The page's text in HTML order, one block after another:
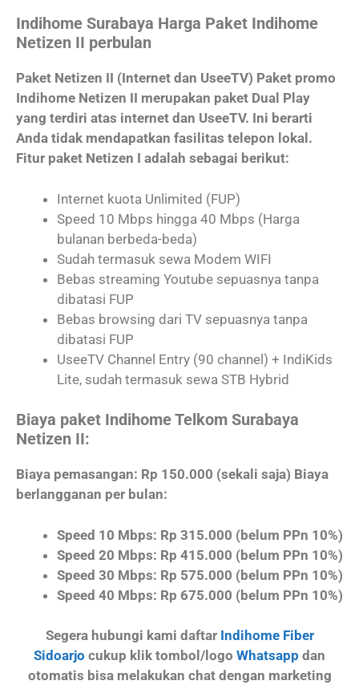
Indihome Surabaya Harga Paket Indihome
Netizen II perbulan
Paket Netizen II (Internet dan UseeTV) Paket promo
Indihome Netizen II merupakan paket Dual Play
yang terdiri atas internet dan UseeTV. Ini berarti
Anda tidak mendapatkan fasilitas telepon lokal.
Fitur paket Netizen I adalah sebagai berikut:
Internet kuota Unlimited (FUP)
Speed 10 Mbps hingga 40 Mbps (Harga
bulanan berbeda-beda)
Sudah termasuk sewa Modem WIFI
Bebas streaming Youtube sepuasnya tanpa
dibatasi FUP
Bebas browsing dari TV sepuasnya tanpa
dibatasi FUP
UseeTV Channel Entry (90 channel) + IndiKids
Lite, sudah termasuk sewa STB Hybrid
Biaya paket Indihome Telkom Surabaya
Netizen II:
Biaya pemasangan: Rp 150.000 (sekali saja) Biaya
berlangganan per bulan:
Speed 10 Mbps: Rp 315.000 (belum PPn 10%)
Speed 20 Mbps: Rp 415.000 (belum PPn 10%)
Speed 30 Mbps: Rp 575.000 (belum PPn 10%)
Speed 40 Mbps: Rp 675.000 (belum PPn 10%)
Segera hubungi kami daftar Indihome Fiber
Sidoarjo cukup klik tombol/logo Whatsapp dan
otomatis bisa melakukan chat dengan marketing